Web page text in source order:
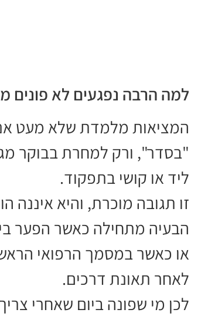
למה הרבה נפגעים לא פונים
המציאות מלמדת שלא מעט
"בסדר", ורק למחרת בבוקר
ליד או קושי בתפקוד.
זו תגובה מוכרת, והיא
הבעיה מתחילה כאשר הפער
או כאשר במסמך הרפואי
לאחר תאונת דרכים.
לכן מי שפונה ביום שאחרי